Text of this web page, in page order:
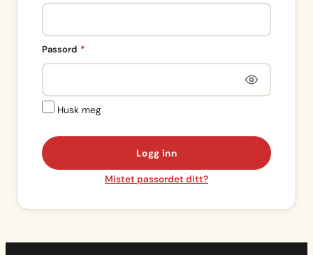
Passord *
Husk meg
Logg inn
Mistet passordet ditt?